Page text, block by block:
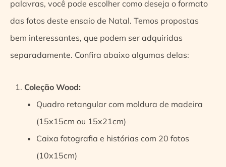
palavras, você pode escolher como deseja o formato
das fotos deste ensaio de Natal. Temos propostas
bem interessantes, que podem ser adquiridas
separadamente. Confira abaixo algumas delas:
Coleção Wood:
Quadro retangular com moldura de madeira
(15x15cm ou 15x21cm)
Caixa fotografia e histórias com 20 fotos
(10x15cm)